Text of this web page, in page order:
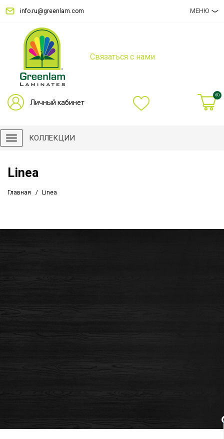
info.ru@greenlam.com МЕНЮ
Связаться с нами
Личный кабинет
(0)
КОЛЛЕКЦИИ
Linea
Главная Linea